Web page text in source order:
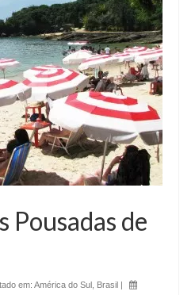
Pousadas de
em: América do Sul Brasil |